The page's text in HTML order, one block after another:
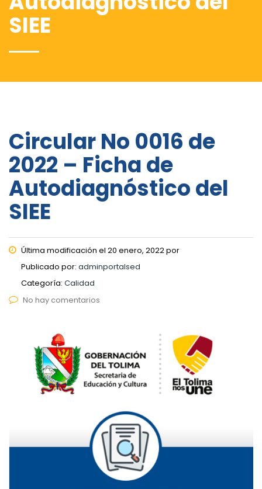
SIEE
Circular No 0016 de
2022 – Ficha de
Autodiagnóstico del
SIEE
Última modificación el 20 enero, 2022 por
Publicado por: adminportalsed
Categoría: Calidad
No hay comentarios